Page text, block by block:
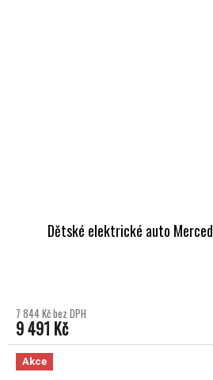
Dětské elektrické auto
7 844 Kč bez DPH
9 491 Kč
Akce